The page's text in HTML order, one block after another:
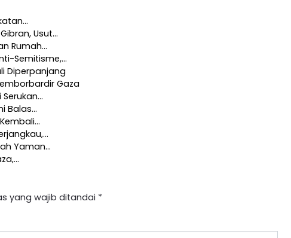
Usut…
Rumah…
Semitisme,…
Diperpanjang
Gaza
Serukan…
Balas…
Yaman…
yang wajib ditandai *